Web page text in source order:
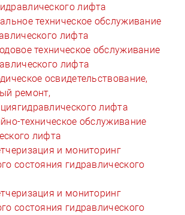
лифта
техническое обслуживание
лифта
техническое обслуживание
лифта
освидетельствование,
ремонт,
лифта
техническое обслуживание
лифта
и мониторинг
состояния гидравлического
и мониторинг
состояния гидравлического